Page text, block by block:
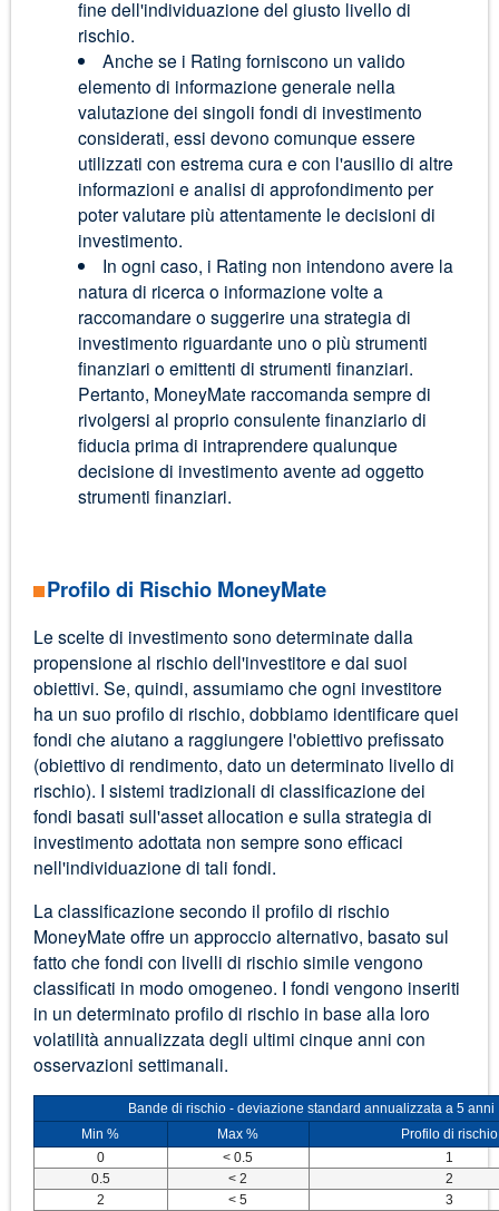
fine dell'individuazione del giusto livello di
rischio.
Anche se i Rating forniscono un valido
elemento di informazione generale nella
valutazione dei singoli fondi di investimento
considerati, essi devono comunque essere
utilizzati con estrema cura e con l'ausilio di altre
informazioni e analisi di approfondimento per
poter valutare più attentamente le decisioni di
investimento.
In ogni caso, i Rating non intendono avere la
natura di ricerca o informazione volte a
raccomandare o suggerire una strategia di
investimento riguardante uno o più strumenti
finanziari o emittenti di strumenti finanziari.
Pertanto, MoneyMate raccomanda sempre di
rivolgersi al proprio consulente finanziario di
fiducia prima di intraprendere qualunque
decisione di investimento avente ad oggetto
strumenti finanziari.
Profilo di Rischio MoneyMate
Le scelte di investimento sono determinate dalla
propensione al rischio dell'investitore e dai suoi
obiettivi. Se, quindi, assumiamo che ogni investitore
ha un suo profilo di rischio, dobbiamo identificare quei
fondi che aiutano a raggiungere l'obiettivo prefissato
(obiettivo di rendimento, dato un determinato livello di
rischio). I sistemi tradizionali di classificazione dei
fondi basati sull'asset allocation e sulla strategia di
investimento adottata non sempre sono efficaci
nell'individuazione di tali fondi.
La classificazione secondo il profilo di rischio
MoneyMate offre un approccio alternativo, basato sul
fatto che fondi con livelli di rischio simile vengono
classificati in modo omogeneo. I fondi vengono inseriti
in un determinato profilo di rischio in base alla loro
volatilità annualizzata degli ultimi cinque anni con
osservazioni settimanali.
Bande di rischio - deviazione standard annualizzata a 5 anni
Min %
Max %
Profilo di rischio
0
< 0.5
1
0.5
< 2
2
2
< 5
3